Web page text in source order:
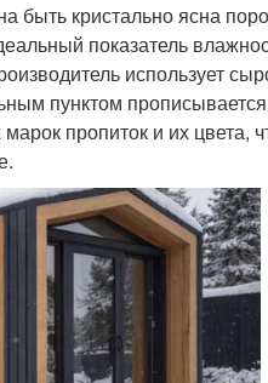
быть кристально ясна
показатель
использует
пунктом
пропиток и их цвета,